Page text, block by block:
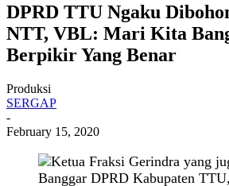
DPRD TTU Ngaku
NTT, VBL: Mari Kita
Berpikir Yang Benar
Produksi
SERGAP
-
February 15, 2020